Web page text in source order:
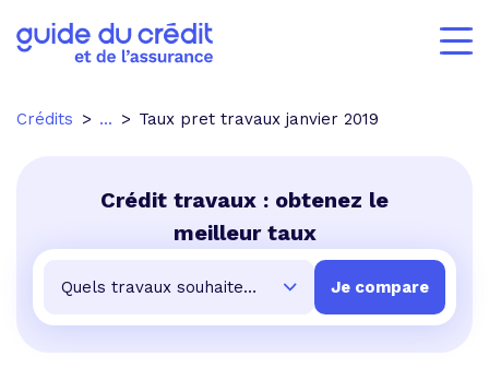
Crédits ... Taux pret travaux janvier 2019
Crédit travaux : obtenez le
meilleur taux